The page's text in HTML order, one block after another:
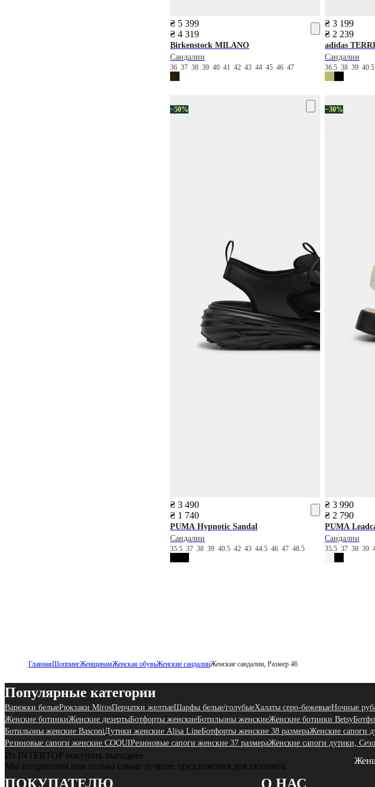
₴ 5 399
₴ 4 319
Birkenstock MILANO
Сандалии
36 37 38 39 40 41 42 43 44 45 46 47
₴ 3 199
₴ 2 239
adidas
Сандалии
36.5 38 39 40.5
−50%
₴ 3 490
₴ 1 740
PUMA Hypnotic Sandal
Сандалии
35.5 37 38 39 40.5 42 43 44.5 46 47 48.5
−30%
₴ 3 990
₴ 2 790
PUMA
Сандалии
35.5 37 38 39
ГлавнаяШоппингЖенщинамЖенская обувьЖенские сандалииЖенские сандалии, Размер 46
Популярные категории
Варежки белыеРюкзаки MirosПерчатки желтыеШарфы белые/голубыеХалаты серо-бежевыеНочные
Женские ботинкиЖенские дезертыБотфорты женскиеБотильоны женскиеЖенские ботинки Betsy
Ботильоны женские BasconiДутики женские Alisa LineБотфорты женские 38 размераЖенские сапоги
Резиновые сапоги женские COQUIРезиновые сапоги женские 37 размераЖенские сапоги дутики,
Из INTERTOP покупать выгоднее
Мы отправляем вам только самые лучшие предложения для шопинга
ПОКУПАТЕЛЮ О НАС